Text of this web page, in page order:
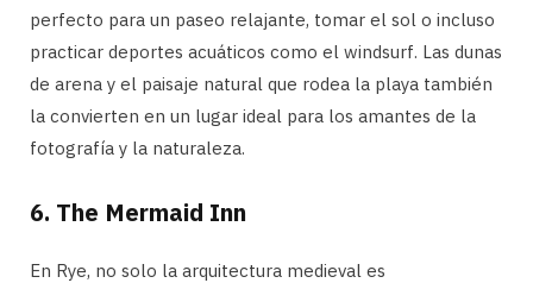
perfecto para un paseo relajante, tomar el sol o incluso
practicar deportes acuáticos como el windsurf. Las dunas
de arena y el paisaje natural que rodea la playa también
la convierten en un lugar ideal para los amantes de la
fotografía y la naturaleza.
6. The Mermaid Inn
En Rye, no solo la arquitectura medieval es